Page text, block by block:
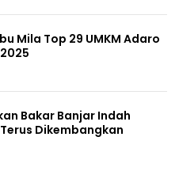
Mila Top 29 UMKM Adaro
Bakar Banjar Indah
Dikembangkan